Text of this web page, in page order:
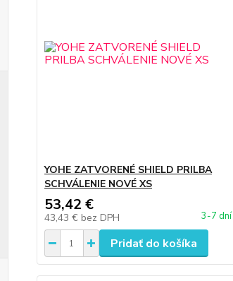
YOHE ZATVORENÉ SHIELD PRILBA
SCHVÁLENIE NOVÉ XS
53,42 €
43,43 € bez DPH 3-7 dní
Pridať do košíka